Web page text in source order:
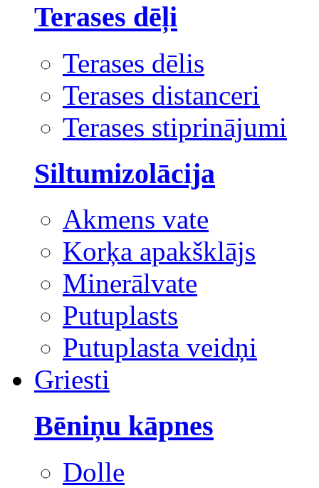
Terases dēļi
Terases dēlis
Terases distanceri
Terases stiprinājumi
Siltumizolācija
Akmens vate
Korķa apakšklājs
Minerālvate
Putuplasts
Putuplasta veidņi
Griesti
Bēniņu kāpnes
Dolle